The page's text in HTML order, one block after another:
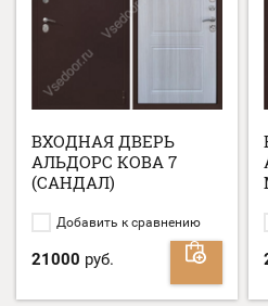
ВХОДНАЯ ДВЕРЬ
АЛЬДОРС КОВА 7
(САНДАЛ)
Добавить к сравнению
21000 руб.